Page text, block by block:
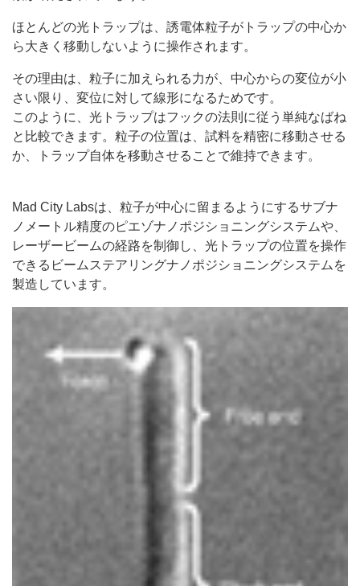
ほとんどの光トラップは、誘電体粒子がトラップの中心か
ら大きく移動しないように操作されます。
その理由は、粒子に加えられる力が、中心からの変位が小
さい限り、変位に対して線形になるためです。
このように、光トラップはフックの法則に従う単純なばね
と比較できます。粒子の位置は、試料を精密に移動させる
か、トラップ自体を移動させることで維持できます。
Mad City Labsは、粒子が中心に留まるようにするサブナ
ノメートル精度のピエゾナノポジショニングシステムや、
レーザービームの経路を制御し、光トラップの位置を操作
できるビームステアリングナノポジショニングシステムを
製造しています。